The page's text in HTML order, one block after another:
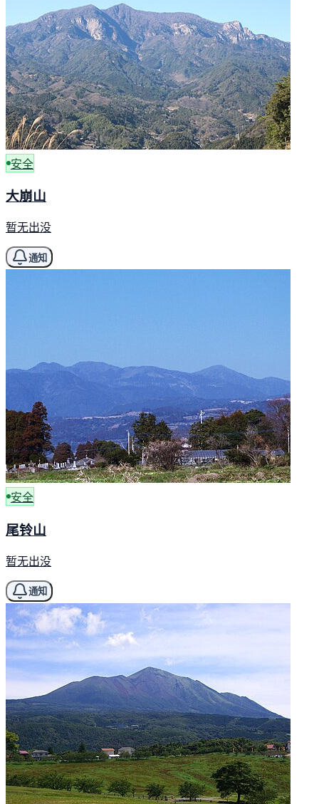
安全
大崩山
暂无出没
通知
安全
尾铃山
暂无出没
通知